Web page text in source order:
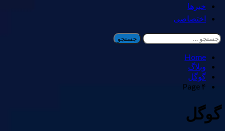
خبرها
اختصاصی
جستجو
برای:
Home
وبلاگ
گوگل
Page ۴
گوگل